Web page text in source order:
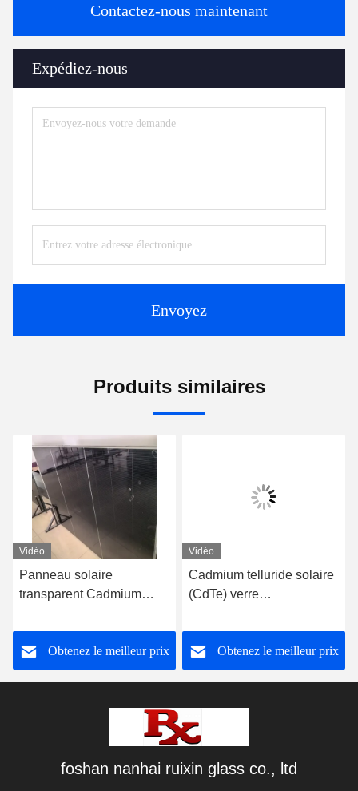
Contactez-nous maintenant
Expédiez-nous
Envoyez
Produits similaires
Vidéo
Panneau solaire
transparent Cadmium
d'énergie Verre Bâtiment
commercial Matériau de
construction
Obtenez le meilleur prix
Vidéo
Cadmium telluride solaire
(CdTe) verre
matériau semi-conducteur
pour la conversion
d'énergie solaire
Obtenez le meilleur prix
foshan nanhai ruixin glass co., ltd